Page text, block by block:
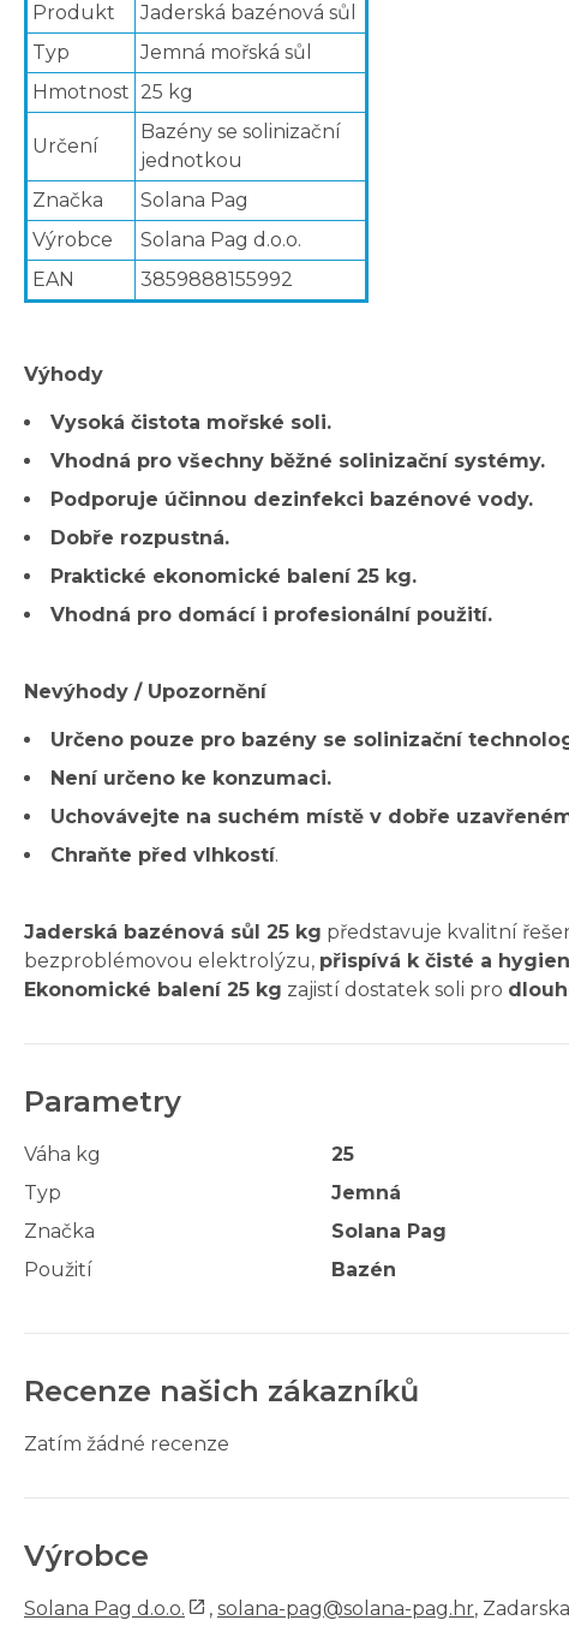
Produkt
Jaderská bazénová sůl
Typ
Jemná mořská sůl
Hmotnost 25 kg
Určení
Bazény se solinizační
jednotkou
Značka
Solana Pag
Výrobce
Solana Pag d.o.o.
EAN
3859888155992
Výhody
Vysoká čistota mořské soli.
Vhodná pro všechny běžné solinizační systémy.
Podporuje účinnou dezinfekci bazénové vody.
Dobře rozpustná.
Praktické ekonomické balení 25 kg.
Vhodná pro domácí i profesionální použití.
Nevýhody / Upozornění
Určeno pouze pro bazény se solinizační
Není určeno ke konzumaci.
Uchovávejte na suchém místě v dobře
Chraňte před vlhkostí.
Jaderská bazénová sůl 25 kg představuje kvalitní
bezproblémovou elektrolýzu, přispívá k čisté a
Ekonomické balení 25 kg zajistí dostatek soli pro
Parametry
Váha kg
25
Typ
Jemná
Značka
Solana Pag
Použití
Bazén
Recenze našich zákazníků
Zatím žádné recenze
Výrobce
Solana Pag d.o.o. , solana-pag@solana-pag.hr,